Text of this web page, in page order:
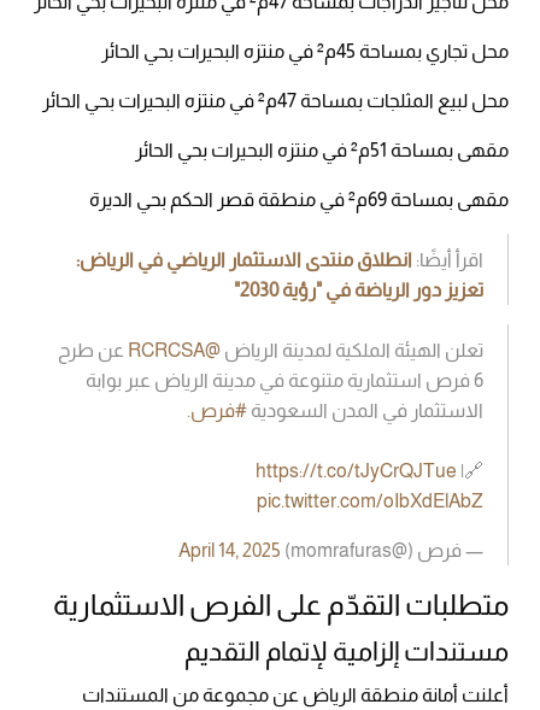
محل تجاري بمساحة 45م² في منتزه البحيرات بحي الحائر
محل لبيع المثلجات بمساحة 47م² في منتزه البحيرات بحي الحائر
مقهى بمساحة 51م² في منتزه البحيرات بحي الحائر
مقهى بمساحة 69م² في منطقة قصر الحكم بحي الديرة
اقرأ أيضًا: انطلاق منتدى الاستثمار الرياضي في الرياض:
تعزيز دور الرياضة في "رؤية 2030"
تعلن الهيئة الملكية لمدينة الرياض @RCRCSA
عن طرح
6 فرص استثمارية متنوعة في مدينة الرياض عبر بوابة
الاستثمار في المدن السعودية #فرص
🔗|
https://t.co/tJyCrQJTue
pic.twitter.com/oIbXdElAbZ
— فرص (@momrafuras) April 14, 2025
متطلبات التقدّم على الفرص الاستثمارية
مستندات إلزامية لإتمام التقديم
أعلنت أمانة منطقة الرياض عن مجموعة من المستندات